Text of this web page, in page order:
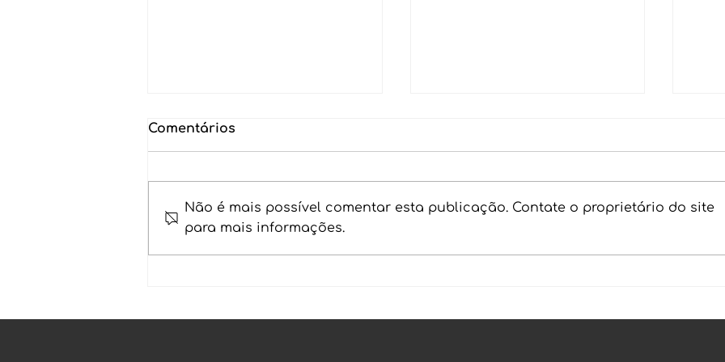
Desmistificando o PL
na Binance?
Imposto de Renda e
Comentários
Não é mais possível comentar esta publicação. Contate o proprietário do site
para mais informações.